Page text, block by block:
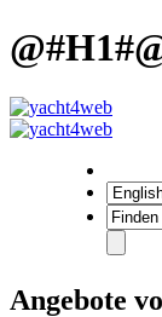
Angebote